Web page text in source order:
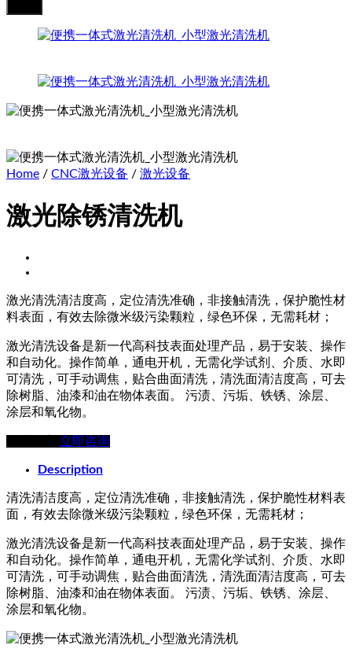
Home / CNC激光设备 / 激光设备
激光除锈清洗机
激光清洗清洁度高，定位清洗准确，非接触清洗，保护脆性材
料表面，有效去除微米级污染颗粒，绿色环保，无需耗材；
激光清洗设备是新一代高科技表面处理产品，易于安装、操作
和自动化。操作简单，通电开机，无需化学试剂、介质、水即
可清洗，可手动调焦，贴合曲面清洗，清洗面清洁度高，可去
除树脂、油漆和油在物体表面。 污渍、污垢、铁锈、涂层、
涂层和氧化物。
立即咨询
Description
清洗清洁度高，定位清洗准确，非接触清洗，保护脆性材料表
面，有效去除微米级污染颗粒，绿色环保，无需耗材；
激光清洗设备是新一代高科技表面处理产品，易于安装、操作
和自动化。操作简单，通电开机，无需化学试剂、介质、水即
可清洗，可手动调焦，贴合曲面清洗，清洗面清洁度高，可去
除树脂、油漆和油在物体表面。 污渍、污垢、铁锈、涂层、
涂层和氧化物。